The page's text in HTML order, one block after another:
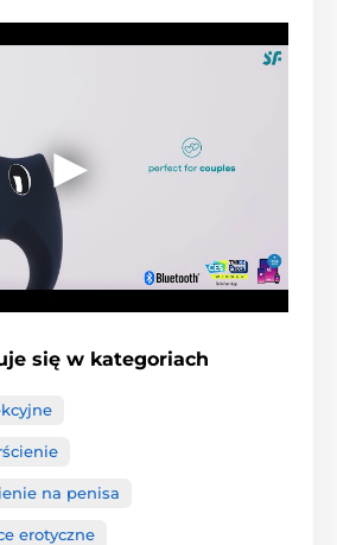
się w kategoriach
na penisa
erotyczne